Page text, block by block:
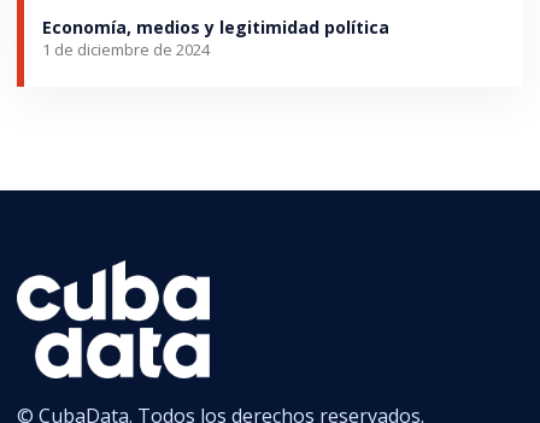
Economía, medios y legitimidad política
1 de diciembre de 2024
© CubaData. Todos los derechos reservados.